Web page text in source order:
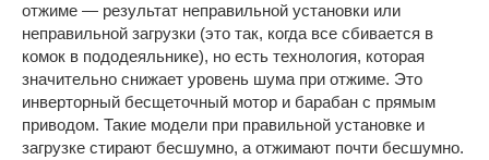
отжиме — результат неправильной установки или
неправильной загрузки (это так, когда все сбивается в
комок в пододеяльнике), но есть технология, которая
значительно снижает уровень шума при отжиме. Это
инверторный бесщеточный мотор и барабан с прямым
приводом. Такие модели при правильной установке и
загрузке стирают бесшумно, а отжимают почти бесшумно.